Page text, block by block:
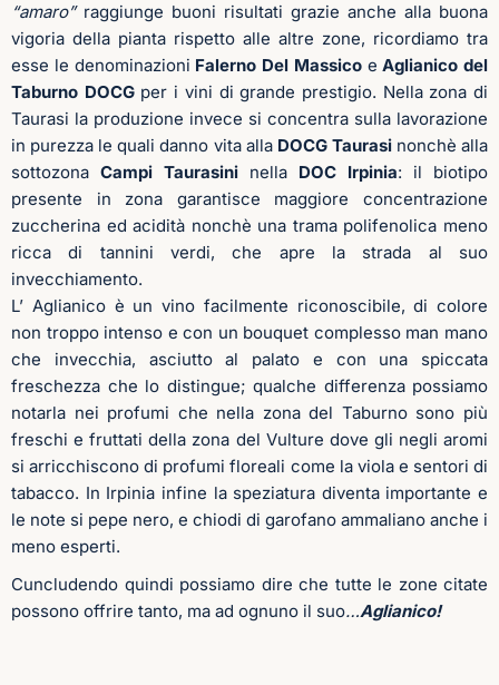
“amaro”raggiunge buoni risultati grazie anche alla buona
vigoria della pianta rispetto alle altre zone, ricordiamo tra
esse le denominazioni Falerno Del MassicoeAglianico del
Taburno DOCGper i vini di grande prestigio. Nella zona di
Taurasi la produzione invece si concentra sulla lavorazione
in purezza le quali danno vita alla DOCG Taurasinonchè alla
sottozona Campi Taurasini nella DOC Irpinia: il biotipo
presente in zona garantisce maggiore concentrazione
zuccherina ed acidità nonchè una trama polifenolica meno
ricca di tannini verdi, che apre la strada al suo
invecchiamento.
L’ Aglianico è un vino facilmente riconoscibile, di colore
non troppo intenso e con un bouquet complesso man mano
che invecchia, asciutto al palato e con una spiccata
freschezza che lo distingue; qualche differenza possiamo
notarla nei profumi che nella zona del Taburno sono più
freschi e fruttati della zona del Vulture dove gli negli aromi
si arricchiscono di profumi floreali come la viola e sentori di
tabacco. In Irpinia infine la speziatura diventa importante e
le note si pepe nero, e chiodi di garofano ammaliano anche i
meno esperti.
Cuncludendo quindi possiamo dire che tutte le zone citate
possono offrire tanto, ma ad ognuno il suo…Aglianico!